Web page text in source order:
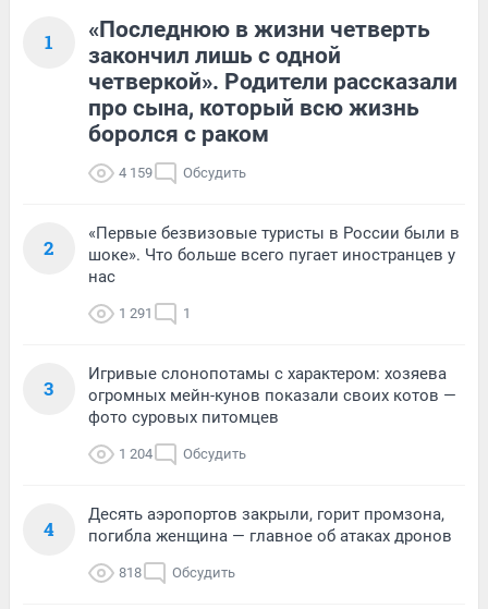
1
«Последнюю в жизни четверть
закончил лишь с одной
четверкой». Родители рассказали
про сына, который всю жизнь
боролся с раком
4 159 Обсудить
2
«Первые безвизовые туристы в России были в
шоке». Что больше всего пугает иностранцев у
нас
1 291 1
3
Игривые слонопотамы с характером: хозяева
огромных мейн-кунов показали своих котов —
фото суровых питомцев
1 204 Обсудить
4
Десять аэропортов закрыли, горит промзона,
погибла женщина — главное об атаках дронов
818 Обсудить